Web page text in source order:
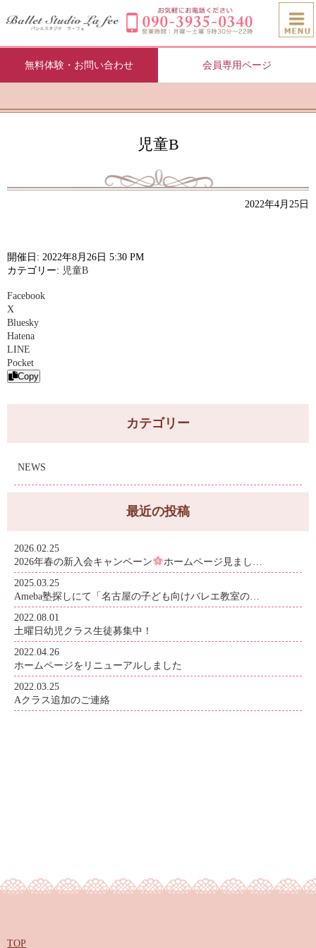
無料体験・お問い合わせ 会員専用ページ
児童B
2022年4月25日
開催日: 2022年8月26日 5:30 PM
カテゴリー: 児童B
Facebook
X
Bluesky
Hatena
LINE
Pocket
Copy
カテゴリー
NEWS
最近の投稿
2026.02.25
2026年春の新入会キャンペーン
ホームページ見まし…
2025.03.25
Ameba塾探しにて「名古屋の子ども向けバレエ教室の…
2022.08.01
土曜日幼児クラス生徒募集中！
2022.04.26
ホームページをリニューアルしました
2022.03.25
Aクラス追加のご連絡
TOP